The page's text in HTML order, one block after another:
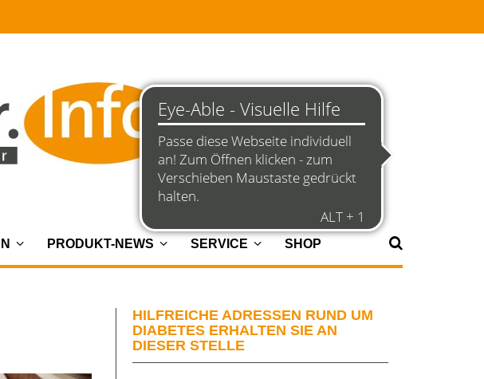
PRODUKT-NEWS SERVICE SHOP
HILFREICHE ADRESSEN RUND UM
DIABETES ERHALTEN SIE AN
DIESER STELLE